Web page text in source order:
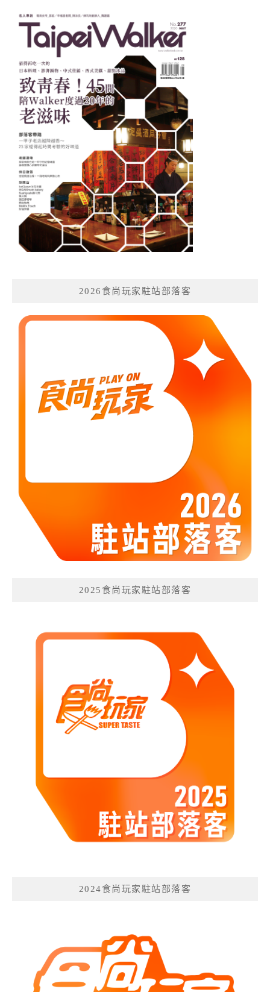
2026食尚玩家駐站部落客
2025食尚玩家駐站部落客
2024食尚玩家駐站部落客